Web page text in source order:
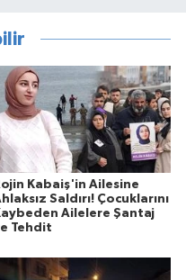
Kabaiş'in Ailesine
Saldırı! Çocuklarını
Ailelere Şantaj
Tehdit